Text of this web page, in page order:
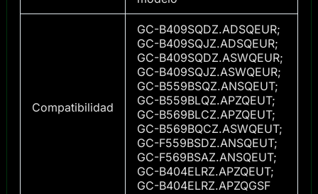
Compatibilidad
GC-B409SQDZ.ADSQEUR;
GC-B409SQJZ.ADSQEUR;
GC-B409SQDZ.ASWQEUR;
GC-B409SQJZ.ASWQEUR;
GC-B559BSQZ.ANSQEUT;
GC-B559BLQZ.APZQEUT;
GC-B569BLCZ.APZQEUT;
GC-B569BQCZ.ASWQEUT;
GC-F559BSDZ.ANSQEUT;
GC-F569BSAZ.ANSQEUT;
GC-B404ELRZ.APZQEUT;
GC-B404ELRZ.APZQGSF